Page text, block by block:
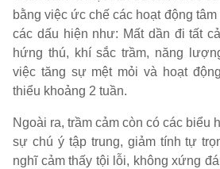
bằng việc ức chế các hoạt động
các dấu hiện như: Mất dần đi tất
hứng thú, khí sắc trầm, năng
việc tăng sự mệt mỏi và hoạt
thiểu khoảng 2 tuần.
Ngoài ra, trầm cảm còn có các biểu
sự chú ý tập trung, giảm tính tự
nghĩ cảm thấy tội lỗi, không xứng